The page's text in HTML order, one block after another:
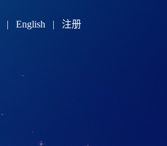
| English | 注册